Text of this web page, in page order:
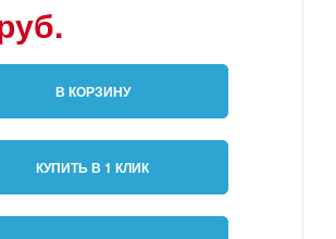
В КОРЗИНУ
КУПИТЬ В 1 КЛИК